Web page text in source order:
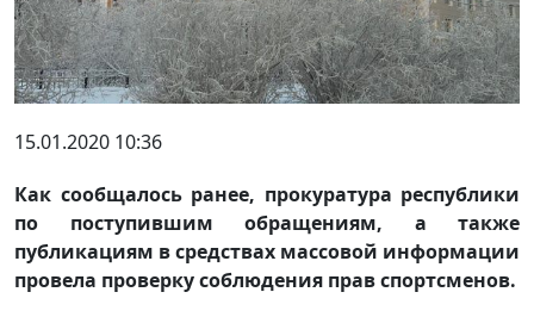
15.01.2020 10:36
Как сообщалось ранее, прокуратура республики
по поступившим обращениям, а также
публикациям в средствах массовой информации
провела проверку соблюдения прав спортсменов.